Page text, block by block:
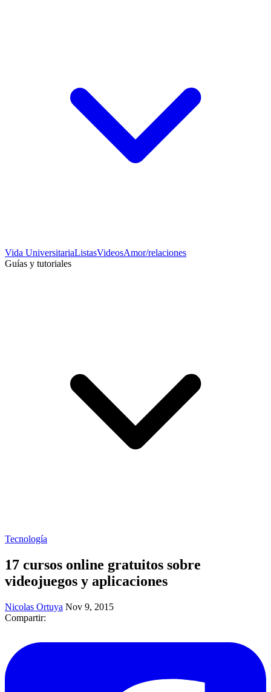
Vida UniversitariaListasVideosAmor/relaciones
Guías y tutoriales
Tecnología
​17 cursos online gratuitos sobre
videojuegos y aplicaciones
Nicolas Ortuya Nov 9, 2015
Compartir: